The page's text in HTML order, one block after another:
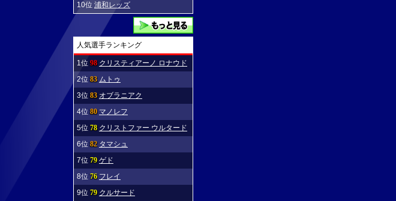
10位 浦和レッズ
人気選手ランキング
1位98 クリスティアーノ ロナウド
2位83 ムトゥ
3位83 オブラニアク
4位80 マノレフ
5位 78 クリストファー ウルタード
6位82 タマシュ
7位 79 ゲド
8位76 フレイ
9位 79 クルサード